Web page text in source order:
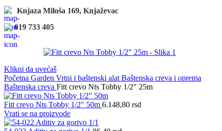
Knjaza Miloša 169, Knjaževac
019 733 405
Klikni da uvećaš
Početna Garden Vrtni i baštenski alat Baštenska creva i oprema
Baštenska creva Fitt crevo Nts Tobby 1/2″ 25m
Fitt crevo Nts Tobby 1/2" 50m 6.148,80 rsd
Vrati se na proizvode